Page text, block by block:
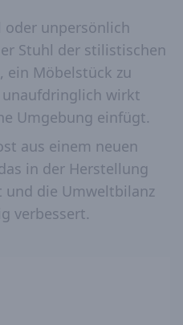
oder unpersönlich
Stuhl der stilistischen
ein Möbelstück zu
wirkt
Umgebung einfügt.
aus einem neuen
in der Herstellung
und die Umweltbilanz
verbessert.